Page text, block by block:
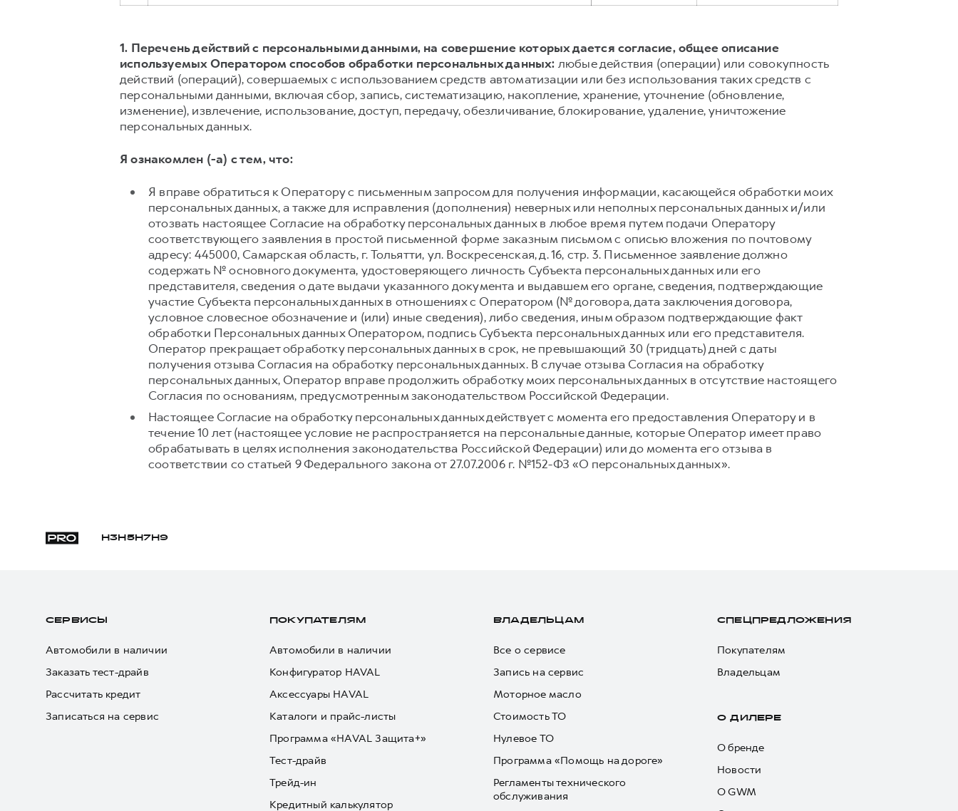
1. Перечень действий с персональными данными, на совершение которых дается согласие, общее описание
используемых Оператором способов обработки персональных данных: любые действия (операции) или совокупность
действий (операций), совершаемых с использованием средств автоматизации или без использования таких средств с
персональными данными, включая сбор, запись, систематизацию, накопление, хранение, уточнение (обновление,
изменение), извлечение, использование, доступ, передачу, обезличивание, блокирование, удаление, уничтожение
персональных данных.
Я ознакомлен (-а) с тем, что:
Я вправе обратиться к Оператору с письменным запросом для получения информации, касающейся обработки моих
персональных данных, а также для исправления (дополнения) неверных или неполных персональных данных и/или
отозвать настоящее Согласие на обработку персональных данных в любое время путем подачи Оператору
соответствующего заявления в простой письменной форме заказным письмом с описью вложения по почтовому
адресу: 445000, Самарская область, г. Тольятти, ул. Воскресенская, д. 16, стр. 3. Письменное заявление должно
содержать № основного документа, удостоверяющего личность Субъекта персональных данных или его
представителя, сведения о дате выдачи указанного документа и выдавшем его органе, сведения, подтверждающие
участие Субъекта персональных данных в отношениях с Оператором (№ договора, дата заключения договора,
условное словесное обозначение и (или) иные сведения), либо сведения, иным образом подтверждающие факт
обработки Персональных данных Оператором, подпись Субъекта персональных данных или его представителя.
Оператор прекращает обработку персональных данных в срок, не превышающий 30 (тридцать) дней с даты
получения отзыва Согласия на обработку персональных данных. В случае отзыва Согласия на обработку
персональных данных, Оператор вправе продолжить обработку моих персональных данных в отсутствие настоящего
Согласия по основаниям, предусмотренным законодательством Российской Федерации.
Настоящее Согласие на обработку персональных данных действует с момента его предоставления Оператору и в
течение 10 лет (настоящее условие не распространяется на персональные данные, которые Оператор имеет право
обрабатывать в целях исполнения законодательства Российской Федерации) или до момента его отзыва в
соответствии со статьей 9 Федерального закона от 27.07.2006 г. №152-ФЗ «О персональных данных».
H3 H5H7 H9
СЕРВИСЫ
Автомобили в наличии
Заказать тест-драйв
Рассчитать кредит
Записаться на сервис
ПОКУПАТЕЛЯМ
Автомобили в наличии
Конфигуратор HAVAL
Аксессуары HAVAL
Каталоги и прайс-листы
Программа «HAVAL Защита+»
Тест-драйв
Трейд-ин
Кредитный калькулятор
ВЛАДЕЛЬЦАМ
Все о сервисе
Запись на сервис
Моторное масло
Стоимость ТО
Нулевое ТО
Программа «Помощь на дороге»
Регламенты технического
обслуживания
СПЕЦПРЕДЛОЖЕНИЯ
Покупателям
Владельцам
О ДИЛЕРЕ
О бренде
Новости
О GWM